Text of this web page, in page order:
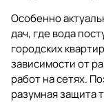
Особенно
дач, где вода
городских
зависимости от
работ на сетях.
разумная защита